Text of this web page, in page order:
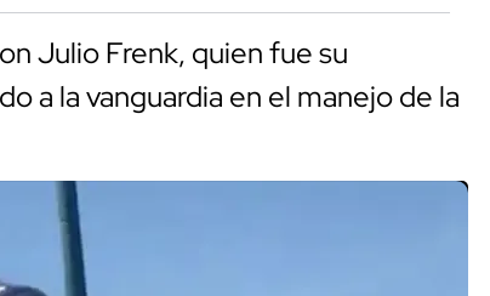
Julio Frenk, quien fue su
a la vanguardia en el manejo de la